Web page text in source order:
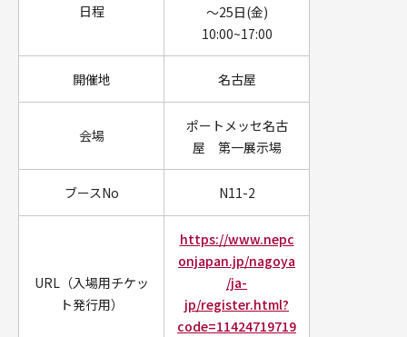
日程
～25日(金)
10:00~17:00
開催地 名古屋
会場
ポートメッセ名古
屋 第一展示場
ブースNo N11-2​
URL（入場用チケッ
ト発行用）
https://www.nepc
onjapan.jp/nagoya
/ja-
jp/register.html?
code=11424719719